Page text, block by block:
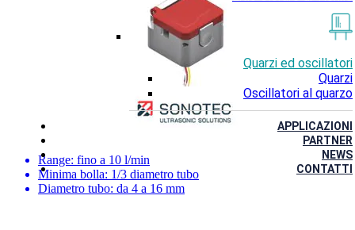
Quarzi ed oscillatori
Quarzi
Oscillatori al quarzo
APPLICAZIONI
PARTNER
NEWS
CONTATTI
Range: fino a 10 l/min
Minima bolla: 1/3 diametro tubo
Diametro tubo: da 4 a 16 mm